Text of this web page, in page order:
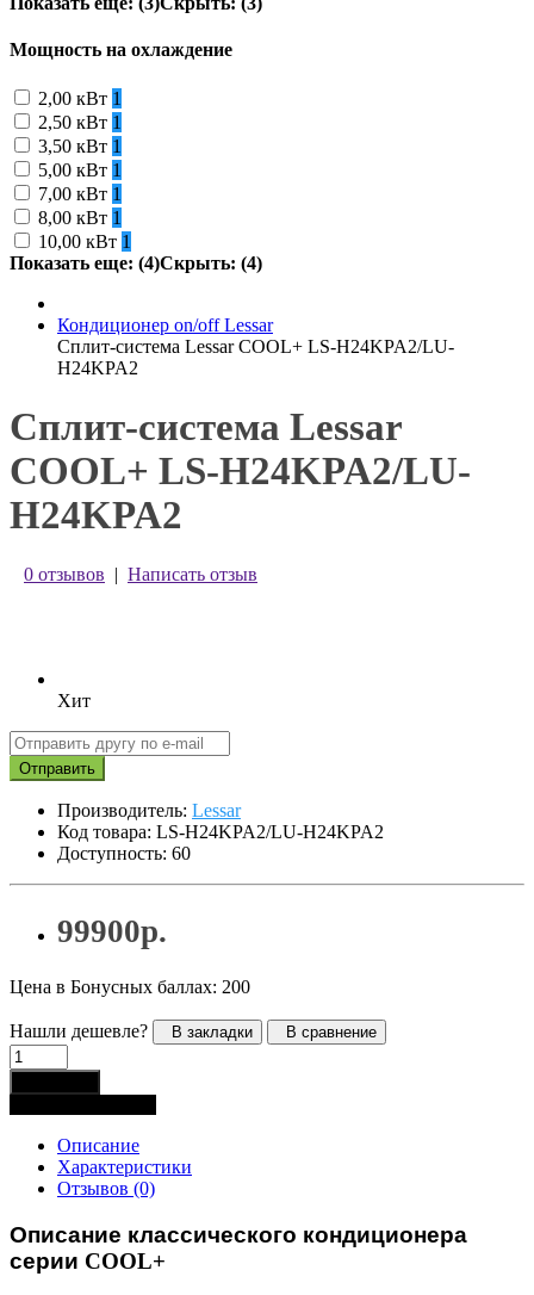
Мощность на охлаждение
2,00 кВт 1
2,50 кВт 1
3,50 кВт 1
5,00 кВт 1
7,00 кВт 1
8,00 кВт 1
10,00 кВт 1
Показать еще: (4)Скрыть: (4)
Кондиционер on/off Lessar
Сплит-система Lessar COOL+ LS-H24KPA2/LU-
H24KPA2
Сплит-система Lessar
COOL+ LS-H24KPA2/LU-
H24KPA2
0 отзывов | Написать отзыв
Хит
Отправить
Производитель: Lessar
Код товара: LS-H24KPA2/LU-H24KPA2
Доступность: 60
99900р.
Цена в Бонусных баллах: 200
Нашли дешевле? В закладки В сравнение
Описание
Характеристики
Отзывов (0)
Описание классического кондиционера
серии COOL+